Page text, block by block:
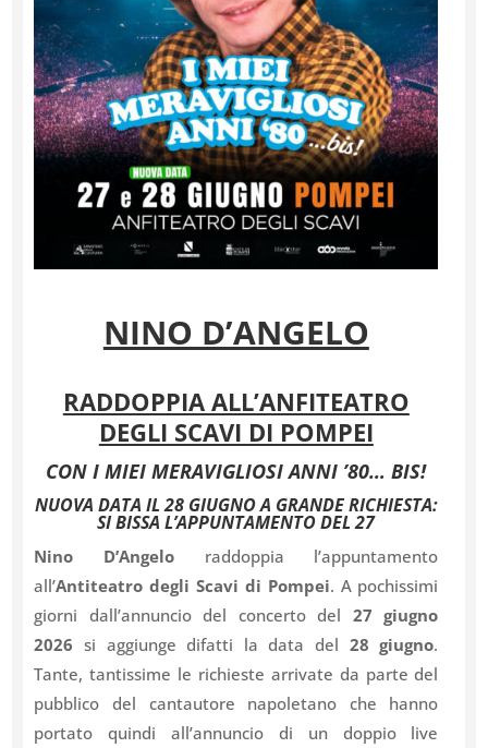
NINO D’ANGELO
RADDOPPIA ALL’ANFITEATRO
DEGLI SCAVI DI POMPEI
CON I MIEI MERAVIGLIOSI ANNI ’80… BIS!
NUOVA DATA IL 28 GIUGNO A GRANDE RICHIESTA:
SI BISSA L’APPUNTAMENTO DEL 27
Nino D’Angeloraddoppia l’appuntamento
all’Antiteatro degli Scavi di Pompei. A pochissimi
giorni dall’annuncio del concerto del 27 giugno
2026 si aggiunge difatti la data del 28 giugno.
Tante, tantissime le richieste arrivate da parte del
pubblico del cantautore napoletano che hanno
portato quindi all’annuncio di un doppio live